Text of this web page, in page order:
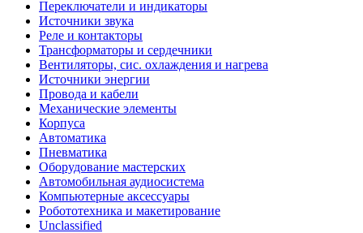
Переключатели и индикаторы
Источники звука
Реле и контакторы
Трансформаторы и сердечники
Вентиляторы, сис. охлаждения и нагрева
Источники энергии
Провода и кабели
Механические элементы
Корпуса
Автоматика
Пневматика
Оборудование мастерских
Автомобильная аудиосистема
Компьютерные аксессуары
Робототехника и макетирование
Unclassified